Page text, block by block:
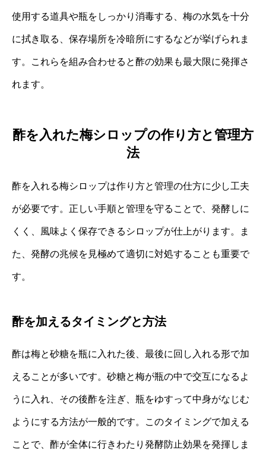
使用する道具や瓶をしっかり消毒する、梅の水気を十分
に拭き取る、保存場所を冷暗所にするなどが挙げられま
す。これらを組み合わせると酢の効果も最大限に発揮さ
れます。
酢を入れた梅シロップの作り方と管理方
法
酢を入れる梅シロップは作り方と管理の仕方に少し工夫
が必要です。正しい手順と管理を守ることで、発酵しに
くく、風味よく保存できるシロップが仕上がります。ま
た、発酵の兆候を見極めて適切に対処することも重要で
す。
酢を加えるタイミングと方法
酢は梅と砂糖を瓶に入れた後、最後に回し入れる形で加
えることが多いです。砂糖と梅が瓶の中で交互になるよ
うに入れ、その後酢を注ぎ、瓶をゆすって中身がなじむ
ようにする方法が一般的です。このタイミングで加える
ことで、酢が全体に行きわたり発酵防止効果を発揮しま